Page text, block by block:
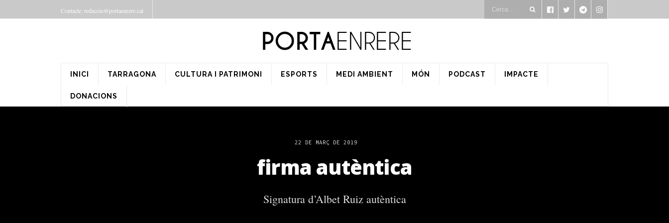
Contacte: redaccio@portaenrere.cat
INICI TARRAGONA CULTURA I PATRIMONI ESPORTS MEDI AMBIENT MÓN PODCAST IMPACTE
DONACIONS
22 DE MARÇ DE 2019
firma autèntica
Signatura d’Albet Ruiz autèntica